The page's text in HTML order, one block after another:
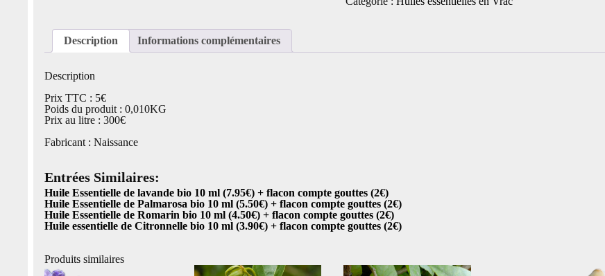
de
bio
Description Informations complémentaires
Description
Prix TTC : 5€
Poids du produit : 0,010KG
Prix au litre : 300€
Fabricant : Naissance
Entrées Similaires:
Huile Essentielle de lavande bio 10 ml (7.95€) + flacon compte gouttes (2€)
Huile Essentielle de Palmarosa bio 10 ml (5.50€) + flacon compte gouttes (2€)
Huile Essentielle de Romarin bio 10 ml (4.50€) + flacon compte gouttes (2€)
Huile essentielle de Citronnelle bio 10 ml (3.90€) + flacon compte gouttes (2€)
Produits similaires